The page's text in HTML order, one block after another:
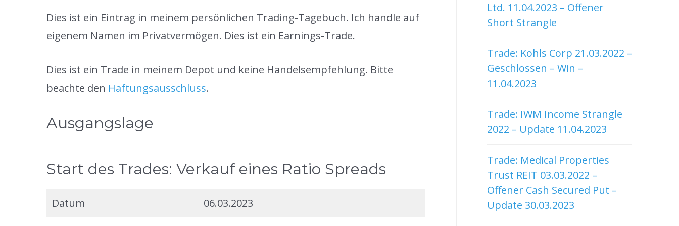
Dies ist ein Eintrag in meinem persönlichen Trading-Tagebuch. Ich handle auf
eigenem Namen im Privatvermögen. Dies ist ein Earnings-Trade.
Dies ist ein Trade in meinem Depot und keine Handelsempfehlung. Bitte
beachte den Haftungsausschluss.
Ausgangslage
Start des Trades: Verkauf eines Ratio Spreads
Datum 06.03.2023
Ltd. 11.04.2023 – Offener
Short Strangle
Trade: Kohls Corp 21.03.2022 –
Geschlossen – Win –
11.04.2023
Trade: IWM Income Strangle
2022 – Update 11.04.2023
Trade: Medical Properties
Trust REIT 03.03.2022 –
Offener Cash Secured Put –
Update 30.03.2023